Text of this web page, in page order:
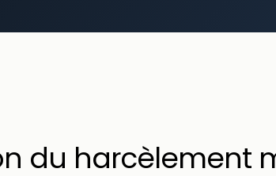
du harcèlement